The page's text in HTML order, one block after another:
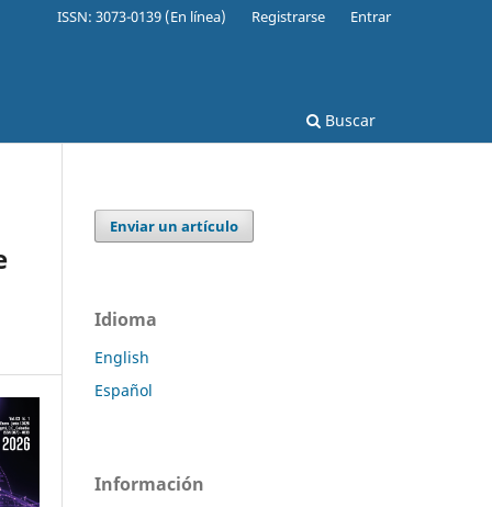
Buscar
ISSN: 3073-0139 (En línea) Registrarse Entrar
Enviar un artículo
Idioma
English
Español
Información